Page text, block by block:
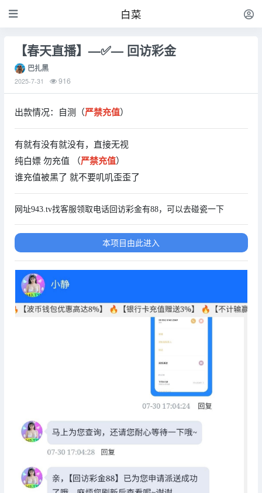
白菜
【春天直播】—✅— 回访彩金
巴扎黑
2025-7-31 916
出款情况：自测（严禁充值）
有就有没有就没有，直接无视
纯白嫖 勿充值 （严禁充值）
谁充值被黑了 就不要叽叽歪歪了
网址943.tv找客服领取电话回访彩金有88，可以去碰瓷一下
本项目由此进入